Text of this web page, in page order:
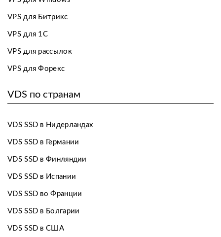
VPS для Битрикс
VPS для 1С
VPS для рассылок
VPS для Форекс
VDS по странам
VDS SSD в Нидерландах
VDS SSD в Германии
VDS SSD в Финляндии
VDS SSD в Испании
VDS SSD во Франции
VDS SSD в Болгарии
VDS SSD в США